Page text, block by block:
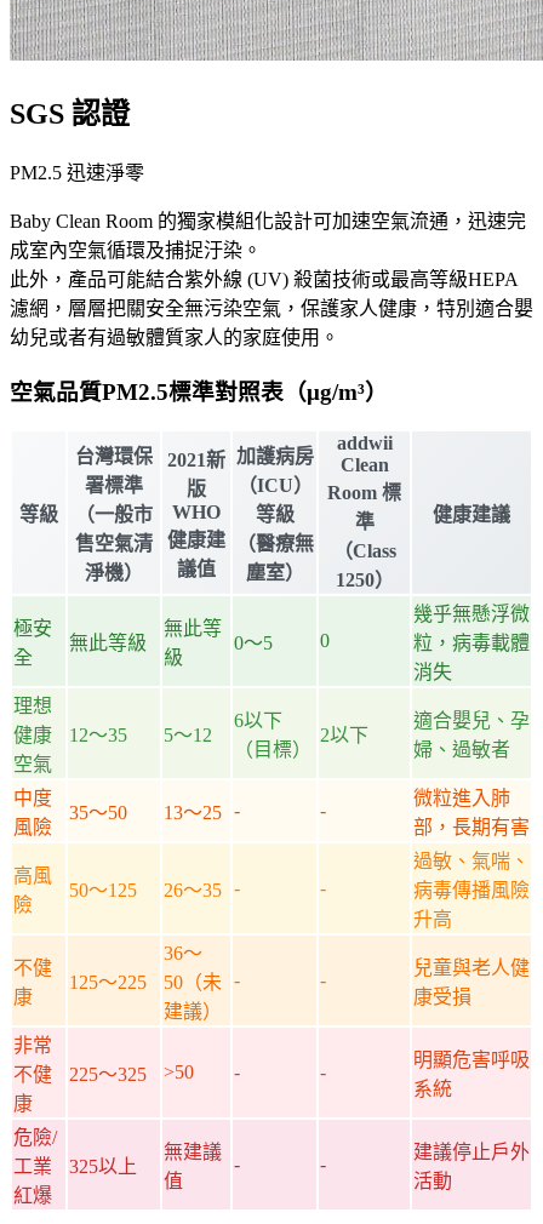
SGS 認證
PM2.5 迅速淨零
Baby Clean Room 的獨家模組化設計可加速空氣流通，迅速完
成室內空氣循環及捕捉汙染。
此外，產品可能結合紫外線 (UV) 殺菌技術或最高等級HEPA
濾網，層層把關安全無污染空氣，保護家人健康，特別適合嬰
幼兒或者有過敏體質家人的家庭使用。
空氣品質PM2.5標準對照表（μg/m³）
等級
台灣環保
署標準
（一般市
售空氣清
淨機）
2021新
版
WHO
健康建
議值
加護病房
（ICU）
等級
（醫療無
塵室）
addwii
Clean
Room 標
準
（Class
1250）
健康建議
極安
全
無此等級
無此等
級
0～5 0
幾乎無懸浮微
粒，病毒載體
消失
理想
健康
空氣
12～35 5～12
6以下
（目標）
2以下
適合嬰兒、孕
婦、過敏者
中度
風險
35～50 13～25 - -
微粒進入肺
部，長期有害
高風
險
50～125 26～35 - -
過敏、氣喘、
病毒傳播風險
升高
不健
康
125～225
36～
50（未
建議）
- -
兒童與老人健
康受損
非常
不健
康
225～325 >50 - -
明顯危害呼吸
系統
危險/
工業
紅爆
325以上
無建議
值
- -
建議停止戶外
活動